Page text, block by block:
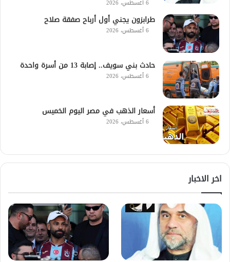
6 أغسطس، 2026
طرابزون يجني أول أرباح صفقة صلاح
6 أغسطس، 2026
حادث بني سويف.. إصابة 13 من أسرة واحدة
6 أغسطس، 2026
أسعار الذهب في مصر اليوم الخميس
6 أغسطس، 2026
اخر الاخبار